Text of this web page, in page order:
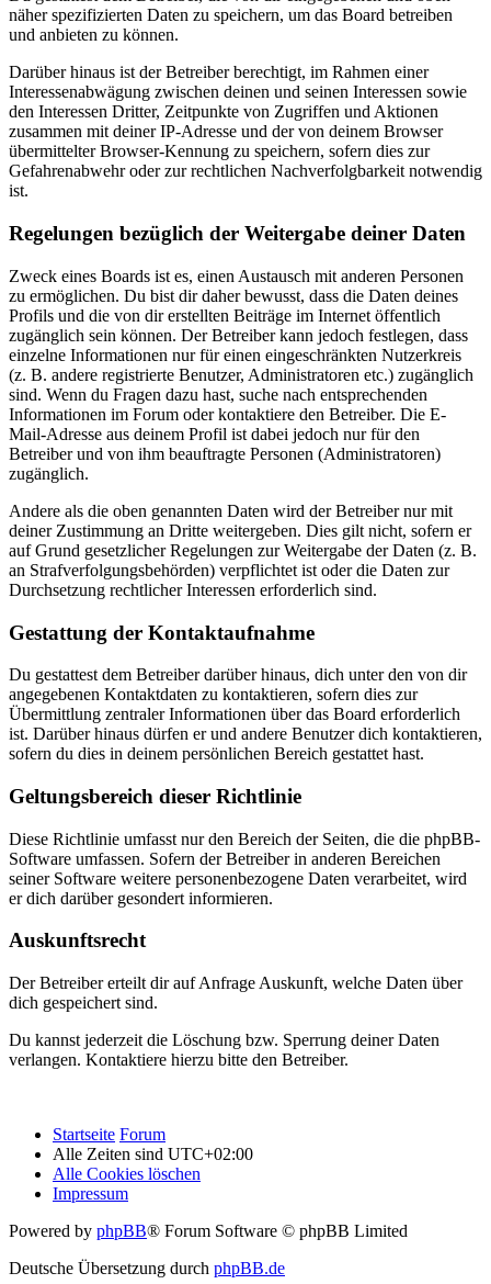
näher spezifizierten Daten zu speichern, um das Board betreiben
und anbieten zu können.
Darüber hinaus ist der Betreiber berechtigt, im Rahmen einer
Interessenabwägung zwischen deinen und seinen Interessen sowie
den Interessen Dritter, Zeitpunkte von Zugriffen und Aktionen
zusammen mit deiner IP-Adresse und der von deinem Browser
übermittelter Browser-Kennung zu speichern, sofern dies zur
Gefahrenabwehr oder zur rechtlichen Nachverfolgbarkeit notwendig
ist.
Regelungen bezüglich der Weitergabe deiner Daten
Zweck eines Boards ist es, einen Austausch mit anderen Personen
zu ermöglichen. Du bist dir daher bewusst, dass die Daten deines
Profils und die von dir erstellten Beiträge im Internet öffentlich
zugänglich sein können. Der Betreiber kann jedoch festlegen, dass
einzelne Informationen nur für einen eingeschränkten Nutzerkreis
(z. B. andere registrierte Benutzer, Administratoren etc.) zugänglich
sind. Wenn du Fragen dazu hast, suche nach entsprechenden
Informationen im Forum oder kontaktiere den Betreiber. Die E-
Mail-Adresse aus deinem Profil ist dabei jedoch nur für den
Betreiber und von ihm beauftragte Personen (Administratoren)
zugänglich.
Andere als die oben genannten Daten wird der Betreiber nur mit
deiner Zustimmung an Dritte weitergeben. Dies gilt nicht, sofern er
auf Grund gesetzlicher Regelungen zur Weitergabe der Daten (z. B.
an Strafverfolgungsbehörden) verpflichtet ist oder die Daten zur
Durchsetzung rechtlicher Interessen erforderlich sind.
Gestattung der Kontaktaufnahme
Du gestattest dem Betreiber darüber hinaus, dich unter den von dir
angegebenen Kontaktdaten zu kontaktieren, sofern dies zur
Übermittlung zentraler Informationen über das Board erforderlich
ist. Darüber hinaus dürfen er und andere Benutzer dich kontaktieren,
sofern du dies in deinem persönlichen Bereich gestattet hast.
Geltungsbereich dieser Richtlinie
Diese Richtlinie umfasst nur den Bereich der Seiten, die die phpBB-
Software umfassen. Sofern der Betreiber in anderen Bereichen
seiner Software weitere personenbezogene Daten verarbeitet, wird
er dich darüber gesondert informieren.
Auskunftsrecht
Der Betreiber erteilt dir auf Anfrage Auskunft, welche Daten über
dich gespeichert sind.
Du kannst jederzeit die Löschung bzw. Sperrung deiner Daten
verlangen. Kontaktiere hierzu bitte den Betreiber.
Startseite Forum
Alle Zeiten sind UTC+02:00
Alle Cookies löschen
Impressum
Powered by phpBB® Forum Software © phpBB Limited
Deutsche Übersetzung durch phpBB.de